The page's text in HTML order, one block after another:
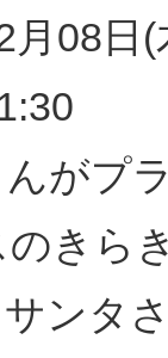
08日
プラ
きら
タさ